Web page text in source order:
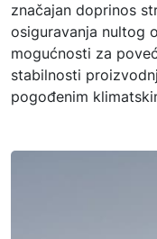
značajan doprinos
osiguravanja nultog
mogućnosti za
stabilnosti
pogođenim